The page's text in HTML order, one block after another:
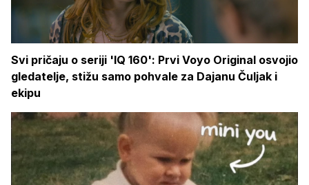
Svi pričaju o seriji 'IQ 160': Prvi Voyo Original osvojio
gledatelje, stižu samo pohvale za Dajanu Čuljak i
ekipu